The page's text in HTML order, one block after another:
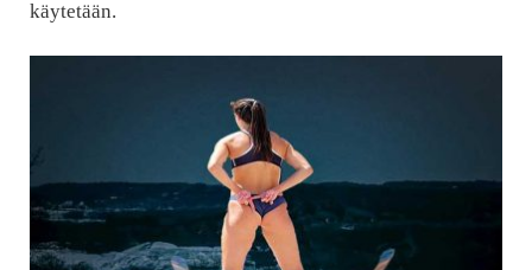
käytetään.